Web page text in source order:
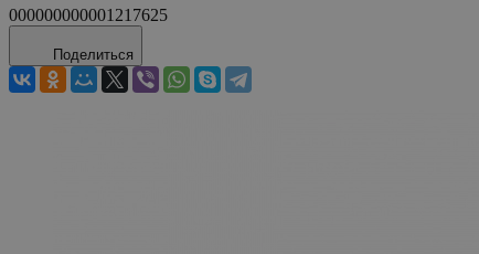
000000000001217625
Поделиться